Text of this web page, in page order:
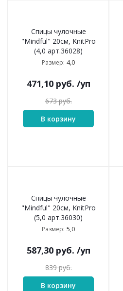
Спицы чулочные
"Mindful" 20см, KnitPro
(4,0 арт.36028)
Размер: 4,0
471,10руб. /уп
673руб.
В корзину
Спицы чулочные
"Mindful" 20см, KnitPro
(5,0 арт.36030)
Размер: 5,0
587,30руб. /уп
839руб.
В корзину